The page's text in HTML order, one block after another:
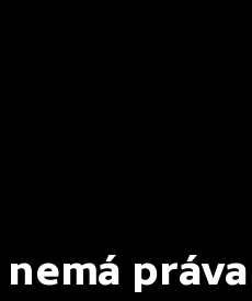
nemá